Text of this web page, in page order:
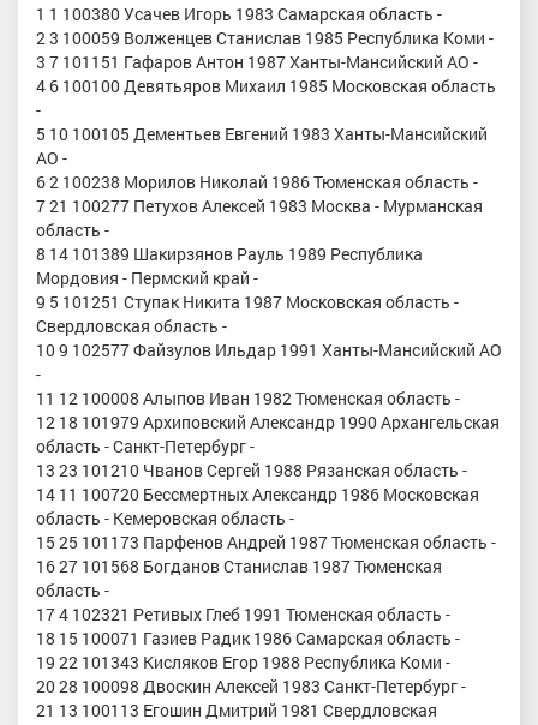
1 1 100380 Усачев Игорь 1983 Самарская область -
2 3 100059 Волженцев Станислав 1985 Республика Коми -
3 7 101151 Гафаров Антон 1987 Ханты-Мансийский АО -
4 6 100100 Девятьяров Михаил 1985 Московская область
-
5 10 100105 Дементьев Евгений 1983 Ханты-Мансийский
АО -
6 2 100238 Морилов Николай 1986 Тюменская область -
7 21 100277 Петухов Алексей 1983 Москва - Мурманская
область -
8 14 101389 Шакирзянов Рауль 1989 Республика
Мордовия - Пермский край -
9 5 101251 Ступак Никита 1987 Московская область -
Свердловская область -
10 9 102577 Файзулов Ильдар 1991 Ханты-Мансийский АО
-
11 12 100008 Алыпов Иван 1982 Тюменская область -
12 18 101979 Архиповский Александр 1990 Архангельская
область - Санкт-Петербург -
13 23 101210 Чванов Сергей 1988 Рязанская область -
14 11 100720 Бессмертных Александр 1986 Московская
область - Кемеровская область -
15 25 101173 Парфенов Андрей 1987 Тюменская область -
16 27 101568 Богданов Станислав 1987 Тюменская
область -
17 4 102321 Ретивых Глеб 1991 Тюменская область -
18 15 100071 Газиев Радик 1986 Самарская область -
19 22 101343 Кисляков Егор 1988 Республика Коми -
20 28 100098 Двоскин Алексей 1983 Санкт-Петербург -
21 13 100113 Егошин Дмитрий 1981 Свердловская